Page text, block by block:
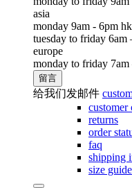
asia
monday 9am - 6pm
tuesday to friday 6am
europe
monday to friday 7am
留言
给我们发邮件
customer
returns
order
faq
shipping
size guide